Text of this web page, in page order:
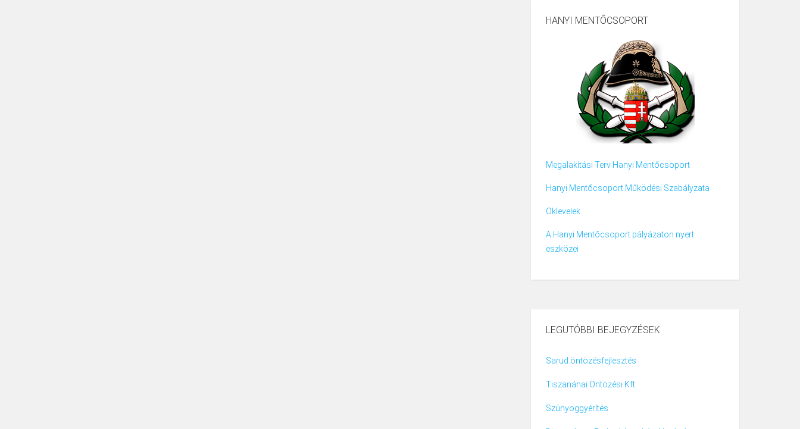
HANYI MENTŐCSOPORT
Megalakítási Terv Hanyi Mentőcsoport
Hanyi Mentőcsoport Működési Szabályzata
Oklevelek
A Hanyi Mentőcsoport pályázaton nyert
eszközei
LEGUTÓBBI BEJEGYZÉSEK
Sarud öntözésfejlesztés
Tiszanánai Öntözési Kft.
Szúnyoggyérítés